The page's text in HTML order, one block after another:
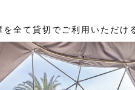
全て貸切でご利用いただけ